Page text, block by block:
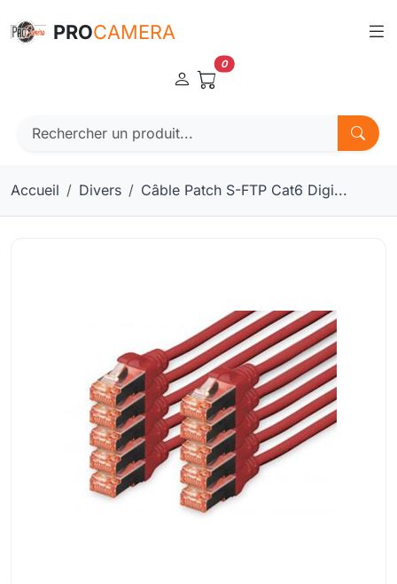
PROCAMERA
0
Accueil Divers Câble Patch S-FTP Cat6 Digi...